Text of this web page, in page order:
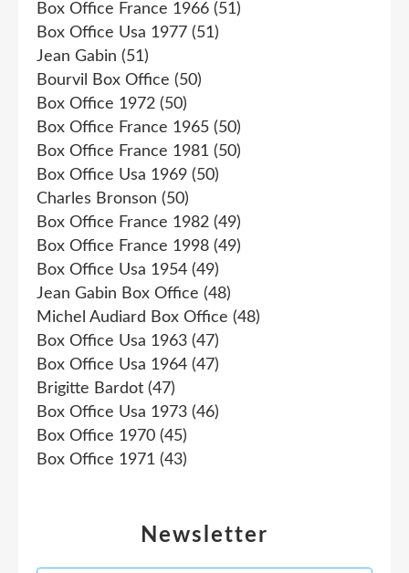
Newsletter
Box Office France 1966 (51)
Box Office Usa 1977 (51)
Jean Gabin (51)
Bourvil Box Office (50)
Box Office 1972 (50)
Box Office France 1965 (50)
Box Office France 1981 (50)
Box Office Usa 1969 (50)
Charles Bronson (50)
Box Office France 1982 (49)
Box Office France 1998 (49)
Box Office Usa 1954 (49)
Jean Gabin Box Office (48)
Michel Audiard Box Office (48)
Box Office Usa 1963 (47)
Box Office Usa 1964 (47)
Brigitte Bardot (47)
Box Office Usa 1973 (46)
Box Office 1970 (45)
Box Office 1971 (43)